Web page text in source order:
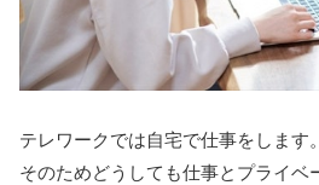
テレワークでは自宅で仕事をします。
そのためどうしても仕事とプライベ